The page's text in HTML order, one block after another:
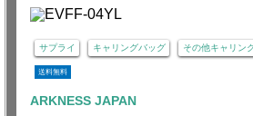
サプライ キャリングバッグ その他キャリン
送料無料
ARKNESS JAPAN